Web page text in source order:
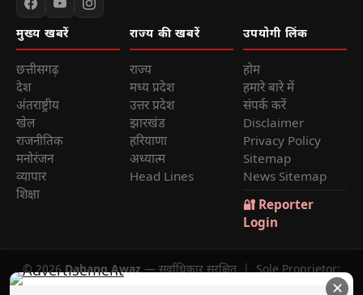
मुख्य खबरें
छत्तीसगढ़
देश
अंतराष्ट्रीय
खेल
राजनीतिक
मनोरंजन
व्यापार
शिक्षा
राज्य की खबरें
राज्य
मध्य प्रदेश
उत्तर प्रदेश
झारखंड
हरियाणा
अध्यात्म
Head Lines
उपयोगी लिंक
होम
हमारे बारे में
संपर्क करें
Disclaimer
Privacy Policy
Sitemap
News Sitemap
🔐 Reporter
Login
© 2026Dabang Awaz— सर्वाधिकार सुरक्षित | Sole Proprietor:
Rana Sikander Singh | Reg. No. 4622012201006321, Raipur
✕